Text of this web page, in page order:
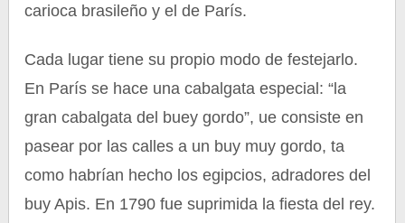
carioca brasileño y el de París.
Cada lugar tiene su propio modo de festejarlo.
En París se hace una cabalgata especial: “la
gran cabalgata del buey gordo”, ue consiste en
pasear por las calles a un buy muy gordo, ta
como habrían hecho los egipcios, adradores del
buy Apis. En 1790 fue suprimida la fiesta del rey.